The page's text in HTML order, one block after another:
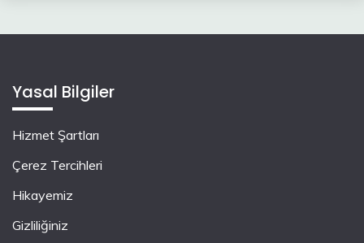
Yasal Bilgiler
Hizmet Şartları
Çerez Tercihleri
Hikayemiz
Gizliliğiniz